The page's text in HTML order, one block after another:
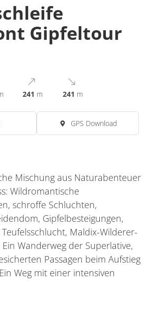
Gipfeltour
241 m 241 m
GPS Download
Mischung aus Naturabenteuer
Wildromantische
schroffe Schluchten,
Gipfelbesteigungen,
Maldix-Wilderer-
Wanderweg der Superlative,
Passagen beim Aufstieg
Weg mit einer intensiven